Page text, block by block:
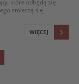
które odbędą się
zmierzą się
WIĘCEJ